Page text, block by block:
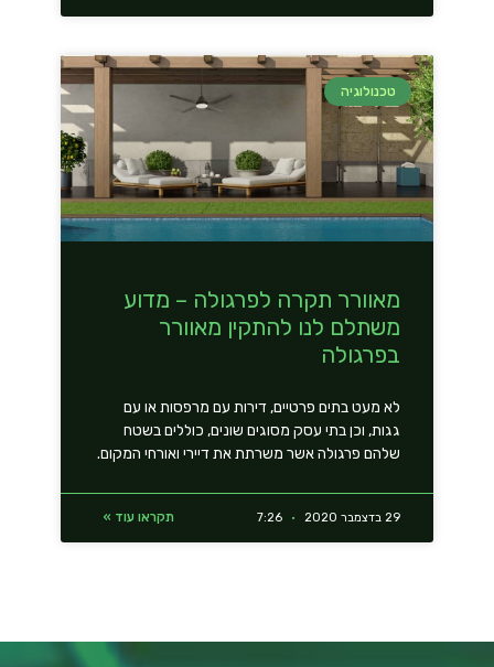
טכנולוגיה
מאוורר תקרה לפרגולה – מדוע
משתלם לנו להתקין מאוורר
בפרגולה
לא מעט בתים פרטיים, דירות עם מרפסות או עם
גגות, וכן בתי עסק מסוגים שונים, כוללים בשטח
שלהם פרגולה אשר משרתת את דיירי ואורחי המקום.
תקראו עוד » 29 בדצמבר 2020